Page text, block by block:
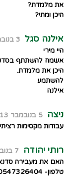
את מלמדת?
היכן ומתי?
אילנה סגל 3 בנובמבר 2013 בשעה 14:39
היי מירי
אשמח להשתתף
היכן את מלמדת.
להשתמע
אילנה
ניצה 5 בנובמבר 2013 בשעה 17:00
עבודות מקסימות
רותי יהודה 7 בנובמבר 2013 בשעה 16:37
האם את מעבירה
טלפון- 0547326404